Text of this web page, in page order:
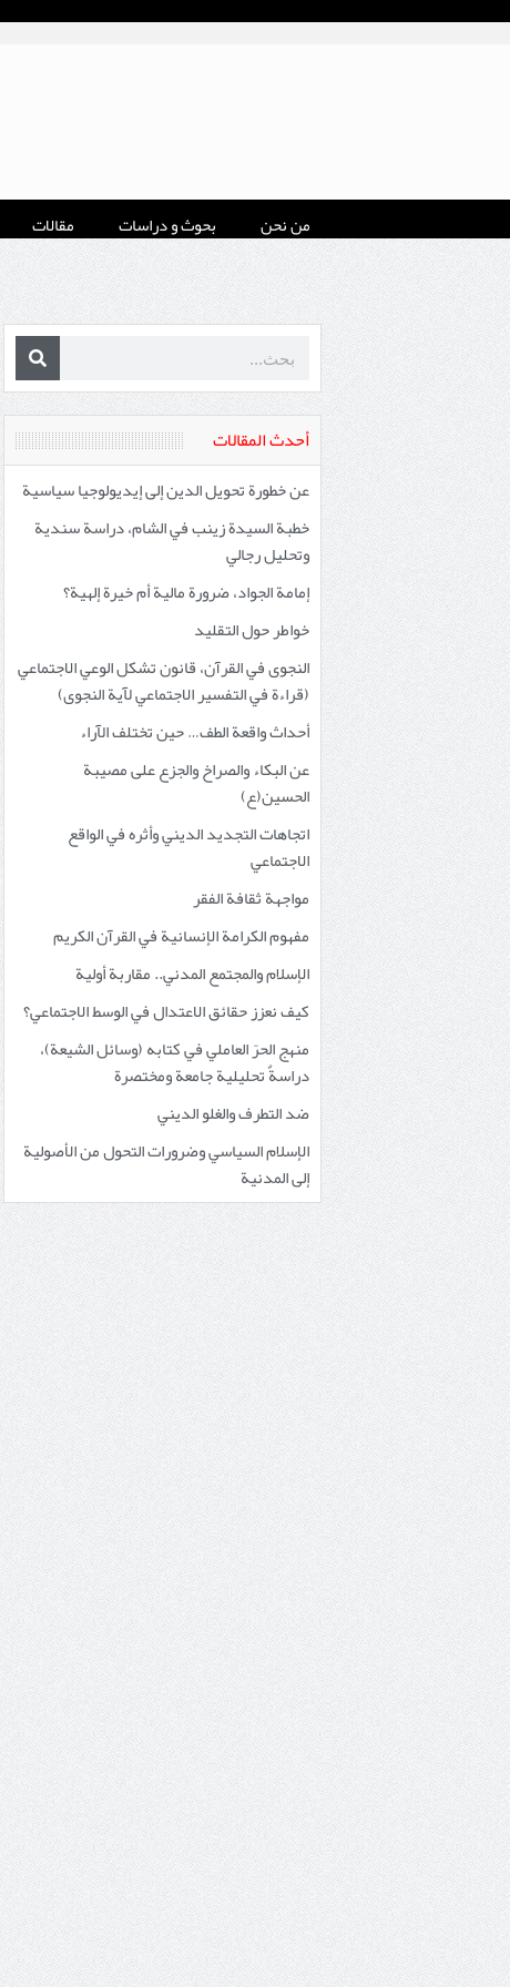
من نحن بحوث و دراسات مقالات
أحدث المقالات
عن خطورة تحويل الدين إلى إيديولوجيا سياسية
خطبة السيدة زينب في الشام، دراسة سندية
وتحليل رجالي
إمامة الجواد، ضرورة مالية أم خيرة إلهية؟
خواطر حول التقليد
النجوى في القرآن، قانون تشكل الوعي الاجتماعي
(قراءة في التفسير الاجتماعي لآية النجوى)
أحداث واقعة الطف… حين تختلف الآراء
عن البكاء والصراخ والجزع على مصيبة
الحسين(ع)
اتجاهات التجديد الديني وأثره في الواقع
الاجتماعي
مواجهة ثقافة الفقر
مفهوم الكرامة الإنسانية في القرآن الكريم
الإسلام والمجتمع المدني.. مقاربة أولية
كيف نعزز حقائق الاعتدال في الوسط الاجتماعي؟
منهج الحرّ العاملي في كتابه (وسائل الشيعة)،
دراسةٌ تحليلية جامعة ومختصرة
ضد التطرف والغلو الديني
الإسلام السياسي وضرورات التحول من الأصولية
إلى المدنية